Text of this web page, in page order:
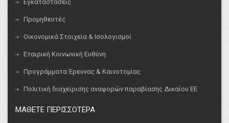
Εγκαταστάσεις
Προμηθευτές
Οικονομικά Στοιχεία & Ισολογισμοί
Εταιρική Κοινωνική Ευθύνη
Προγράμματα Έρευνας & Καινοτομίας
Πολιτική διαχείρισης αναφορών παραβίασης Δικαίου ΕΕ
ΜΑΘΕΤΕ ΠΕΡΙΣΣΟΤΕΡΑ